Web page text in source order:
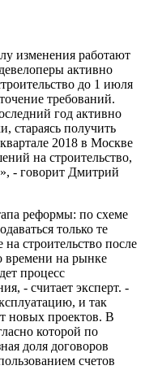
изменения работают
активно
до 1 июля
требований.
год активно
стараясь получить
2018 в Москве
на строительство,
- говорит Дмитрий
реформы: по схеме
только те
строительство после
времени на рынке
процесс
- считает эксперт. -
и так
новых проектов. В
которой по
доля договоров
счетов